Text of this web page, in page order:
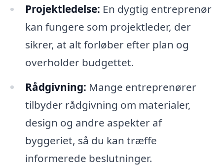
Projektledelse: En dygtig entreprenør
kan fungere som projektleder, der
sikrer, at alt forløber efter plan og
overholder budgettet.
Rådgivning: Mange entreprenører
tilbyder rådgivning om materialer,
design og andre aspekter af
byggeriet, så du kan træffe
informerede beslutninger.